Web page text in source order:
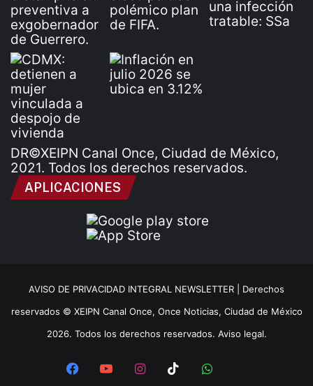
DR©XEIPN Canal Once, Ciudad de México,
2021. Todos los derechos reservados.
APLICACIONES
AVISO DE PRIVACIDAD INTEGRAL NEWSLETTER | Derechos
reservados © XEIPN Canal Once, Once Noticias, Ciudad de México
2026. Todos los derechos reservados. Aviso legal.
FacebookYouTubeInstagram
TikTokWhatsApp